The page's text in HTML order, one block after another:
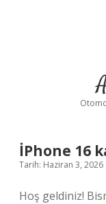
İPhone 16
Tarih: Haziran 3, 2026
Hoş geldiniz!